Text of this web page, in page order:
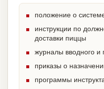
положение о
инструкции по
доставки пиццы
журналы вводного и
приказы о
программы